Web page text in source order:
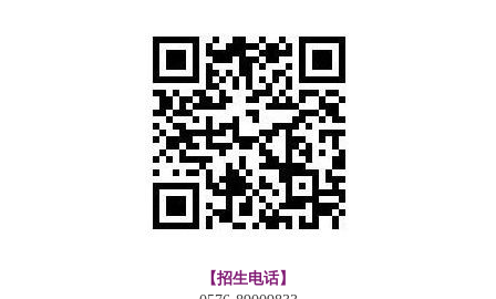
【招生电话】